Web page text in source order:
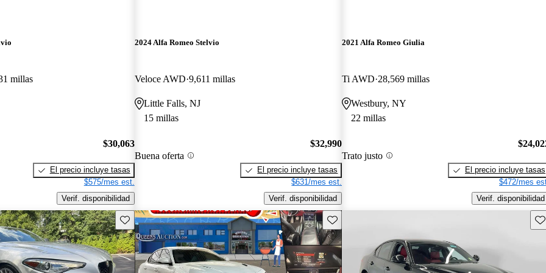
millas
$30,063
El precio incluye tasas
$575/mes est.
Verif. disponibilidad
2024 Alfa Romeo Stelvio
Veloce AWD 9,611 millas
Little Falls, NJ
15 millas
Buena oferta
$32,990
El precio incluye tasas
$631/mes est.
Verif. disponibilidad
2021 Alfa Romeo Giulia
Ti AWD 28,569 millas
Westbury, NY
22 millas
Trato justo
El precio incluye tasas
$472/mes
Verif. disponibilidad
Guarda este Aviso Guarda este Aviso